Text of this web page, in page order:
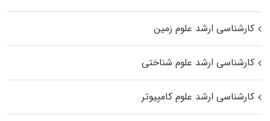
کارشناسی ارشد علوم زمین
کارشناسی ارشد علوم شناختی
کارشناسی ارشد علوم کامپیوتر